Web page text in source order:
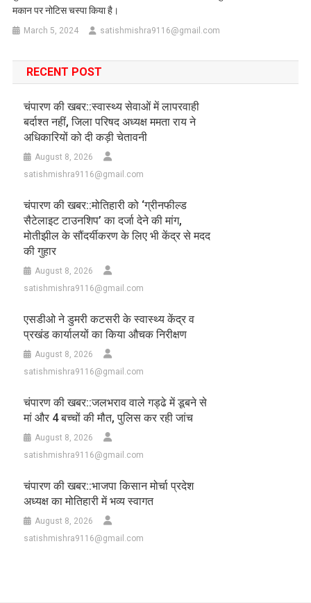
मकान पर नोटिस चस्पा किया है।
March 5, 2024 satishmishra9116@gmail.com
RECENT POST
चंपारण की खबर::स्वास्थ्य सेवाओं में लापरवाही
बर्दाश्त नहीं, जिला परिषद अध्यक्ष ममता राय ने
अधिकारियों को दी कड़ी चेतावनी
August 8, 2026
satishmishra9116@gmail.com
चंपारण की खबर::मोतिहारी को ‘ग्रीनफील्ड
सैटेलाइट टाउनशिप’ का दर्जा देने की मांग,
मोतीझील के सौंदर्यीकरण के लिए भी केंद्र से मदद
की गुहार
August 8, 2026
satishmishra9116@gmail.com
एसडीओ ने डुमरी कटसरी के स्वास्थ्य केंद्र व
प्रखंड कार्यालयों का किया औचक निरीक्षण
August 8, 2026
satishmishra9116@gmail.com
चंपारण की खबर::जलभराव वाले गड्ढे में डूबने से
मां और 4 बच्चों की मौत, पुलिस कर रही जांच
August 8, 2026
satishmishra9116@gmail.com
चंपारण की खबर::भाजपा किसान मोर्चा प्रदेश
अध्यक्ष का मोतिहारी में भव्य स्वागत
August 8, 2026
satishmishra9116@gmail.com